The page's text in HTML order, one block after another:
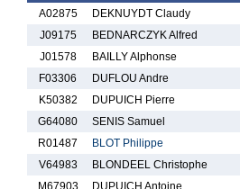
A02875
DEKNUYDT Claudy
J09175
BEDNARCZYK Alfred
J01578
BAILLY Alphonse
F03306
DUFLOU Andre
K50382
DUPUICH Pierre
G64080
SENIS Samuel
R01487
BLOT Philippe
V64983
BLONDEEL Christophe
M67903
DUPUICH Antoine